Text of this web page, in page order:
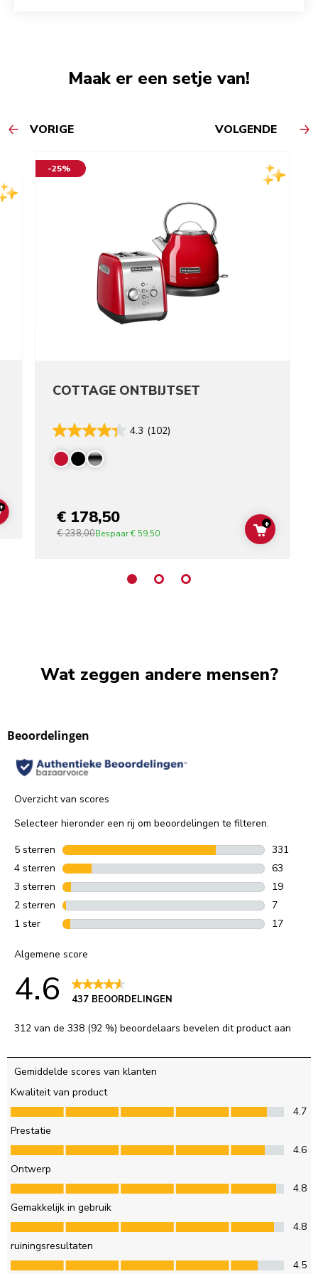
Maak er een setje van!
VORIGE VOLGENDE
ADD TO CART
-25%
COTTAGE ONTBIJTSET
4.3 (102)
€ 178,50
€ 238,00Bespaar€ 59,50 ADD TO
+
Wat zeggen andere mensen?